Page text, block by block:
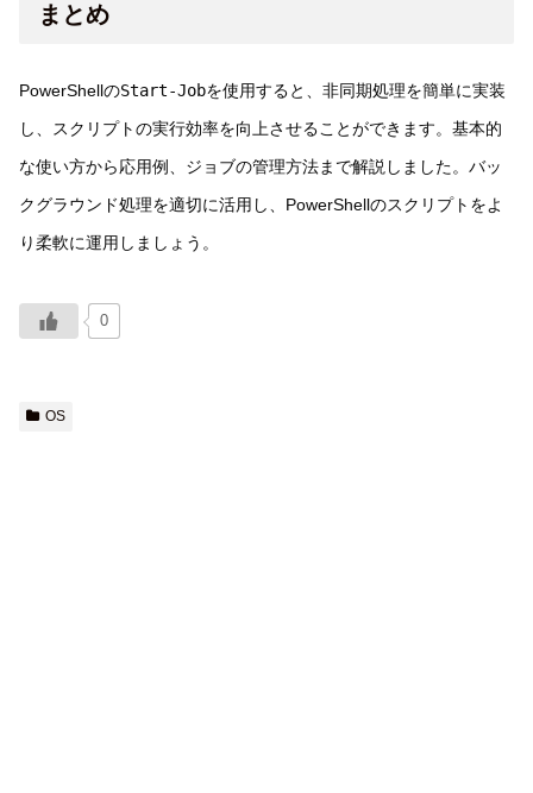
まとめ
PowerShellのStart-Jobを使用すると、非同期処理を簡単に実装
し、スクリプトの実行効率を向上させることができます。基本的
な使い方から応用例、ジョブの管理方法まで解説しました。バッ
クグラウンド処理を適切に活用し、PowerShellのスクリプトをよ
り柔軟に運用しましょう。
0
OS